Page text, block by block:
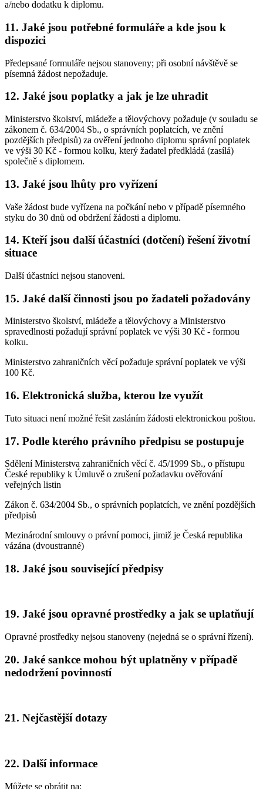
a/nebo dodatku k diplomu.
11. Jaké jsou potřebné formuláře a kde jsou k
dispozici
Předepsané formuláře nejsou stanoveny; při osobní návštěvě se
písemná žádost nepožaduje.
12. Jaké jsou poplatky a jak je lze uhradit
Ministerstvo školství, mládeže a tělovýchovy požaduje (v souladu se
zákonem č. 634/2004 Sb., o správních poplatcích, ve znění
pozdějších předpisů) za ověření jednoho diplomu správní poplatek
ve výši 30 Kč - formou kolku, který žadatel předkládá (zasílá)
společně s diplomem.
13. Jaké jsou lhůty pro vyřízení
Vaše žádost bude vyřízena na počkání nebo v případě písemného
styku do 30 dnů od obdržení žádosti a diplomu.
14. Kteří jsou další účastníci (dotčení) řešení životní
situace
Další účastníci nejsou stanoveni.
15. Jaké další činnosti jsou po žadateli požadovány
Ministerstvo školství, mládeže a tělovýchovy a Ministerstvo
spravedlnosti požadují správní poplatek ve výši 30 Kč - formou
kolku.
Ministerstvo zahraničních věcí požaduje správní poplatek ve výši
100 Kč.
16. Elektronická služba, kterou lze využít
Tuto situaci není možné řešit zasláním žádosti elektronickou poštou.
17. Podle kterého právního předpisu se postupuje
Sdělení Ministerstva zahraničních věcí č. 45/1999 Sb., o přístupu
České republiky k Úmluvě o zrušení požadavku ověřování
veřejných listin
Zákon č. 634/2004 Sb., o správních poplatcích, ve znění pozdějších
předpisů
Mezinárodní smlouvy o právní pomoci, jimiž je Česká republika
vázána (dvoustranné)
18. Jaké jsou související předpisy
19. Jaké jsou opravné prostředky a jak se uplatňují
Opravné prostředky nejsou stanoveny (nejedná se o správní řízení).
20. Jaké sankce mohou být uplatněny v případě
nedodržení povinností
21. Nejčastější dotazy
22. Další informace
Můžete se obrátit na: